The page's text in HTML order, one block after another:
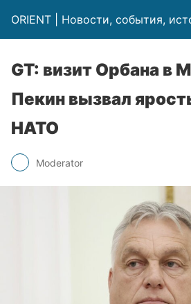
ORIENT | Новости, события,
GT: визит Орбана в
Пекин вызвал
НАТО
Moderator